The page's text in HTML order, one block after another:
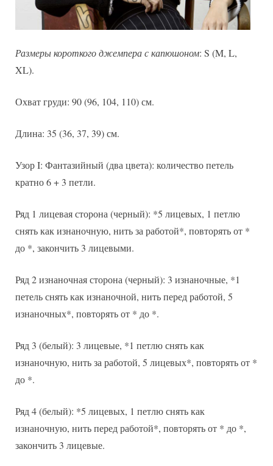
Размеры короткого джемпера с капюшоном: S (M, L,
XL).
Охват груди: 90 (96, 104, 110) см.
Длина: 35 (36, 37, 39) см.
Узор I: Фантазийный (два цвета): количество петель
кратно 6 + 3 петли.
Ряд 1 лицевая сторона (черный): *5 лицевых, 1 петлю
снять как изнаночную, нить за работой*, повторять от *
до *, закончить 3 лицевыми.
Ряд 2 изнаночная сторона (черный): 3 изнаночные, *1
петель снять как изнаночной, нить перед работой, 5
изнаночных*, повторять от * до *.
Ряд 3 (белый): 3 лицевые, *1 петлю снять как
изнаночную, нить за работой, 5 лицевых*, повторять от *
до *.
Ряд 4 (белый): *5 лицевых, 1 петлю снять как
изнаночную, нить перед работой*, повторять от * до *,
закончить 3 лицевые.